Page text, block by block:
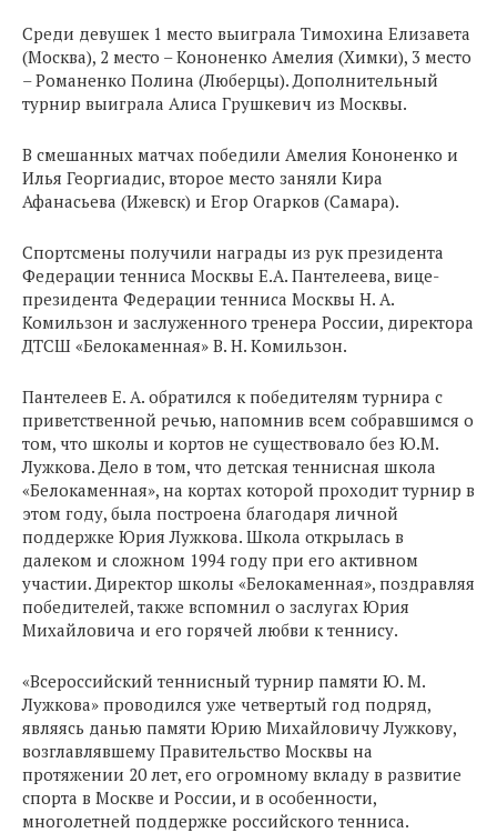
Среди девушек 1 место выиграла Тимохина Елизавета
(Москва), 2 место – Кононенко Амелия (Химки), 3 место
– Романенко Полина (Люберцы). Дополнительный
турнир выиграла Алиса Грушкевич из Москвы.
В смешанных матчах победили Амелия Кононенко и
Илья Георгиадис, второе место заняли Кира
Афанасьева (Ижевск) и Егор Огарков (Самара).
Спортсмены получили награды из рук президента
Федерации тенниса Москвы Е.А. Пантелеева, вице-
президента Федерации тенниса Москвы Н. А.
Комильзон и заслуженного тренера России, директора
ДТСШ «Белокаменная» В. Н. Kомильзон.
Пантелеев Е. А. обратился к победителям турнира с
приветственной речью, напомнив всем собравшимся о
том, что школы и кортов не существовало без Ю.М.
Лужкова. Дело в том, что детская теннисная школа
«Белокаменная», на кортах которой проходит турнир в
этом году, была построена благодаря личной
поддержке Юрия Лужкова. Школа открылась в
далеком и сложном 1994 году при его активном
участии. Директор школы «Белокаменная», поздравляя
победителей, также вспомнил о заслугах Юрия
Михайловича и его горячей любви к теннису.
«Всероссийский теннисный турнир памяти Ю. М.
Лужкова» проводился уже четвертый год подряд,
являясь данью памяти Юрию Михайловичу Лужкову,
возглавлявшему Правительство Москвы на
протяжении 20 лет, его огромному вкладу в развитие
спорта в Москве и России, и в особенности,
многолетней поддержке российского тенниса.